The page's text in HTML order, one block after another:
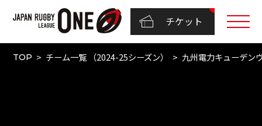
チケット
TOP チーム一覧 （2024-25シーズン） 九州電力キューデン